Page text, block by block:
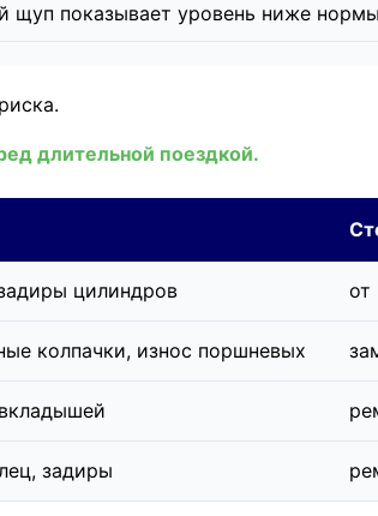
щуп показывает уровень ниже
длительной поездкой.
цилиндров от
колпачки, износ поршневых
задиры